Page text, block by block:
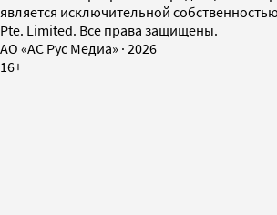
является исключительной
Pte. Limited. Все права защищены.
AO «АС Рус Медиа» · 2026
16+